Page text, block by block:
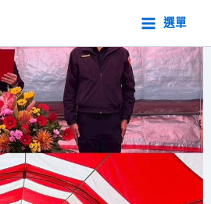
選單